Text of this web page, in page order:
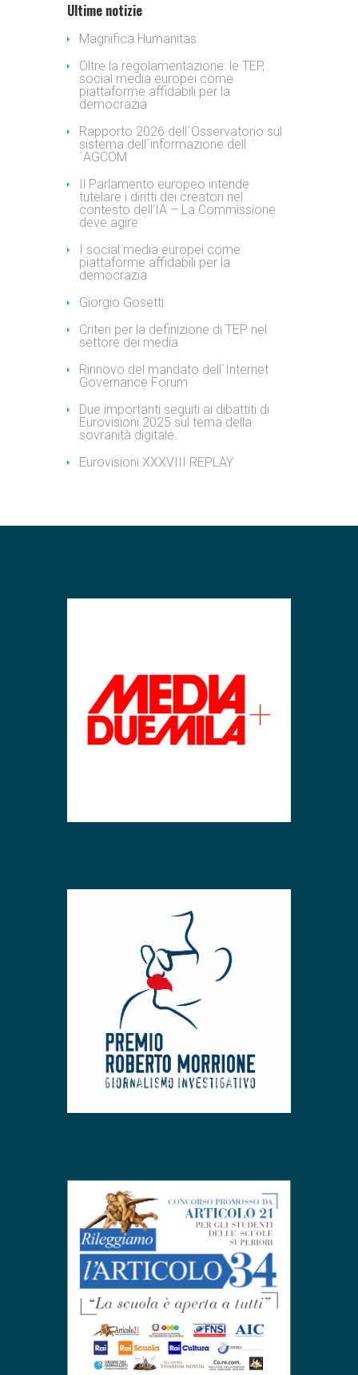
Ultime notizie
Magnifica Humanitas
Oltre la regolamentazione: le TEP,
social media europei come
piattaforme affidabili per la
democrazia
Rapporto 2026 dell´Osservatorio sul
sistema dell´informazione dell
´AGCOM
Il Parlamento europeo intende
tutelare i diritti dei creatori nel
contesto dell’IA – La Commissione
deve agire
I social media europei come
piattaforme affidabili per la
democrazia
Giorgio Gosetti
Criteri per la definizione di TEP nel
settore dei media
Rinnovo del mandato dell´Internet
Governance Forum
Due importanti seguiti ai dibattiti di
Eurovisioni 2025 sul tema della
sovranità digitale.
Eurovisioni XXXVIII REPLAY